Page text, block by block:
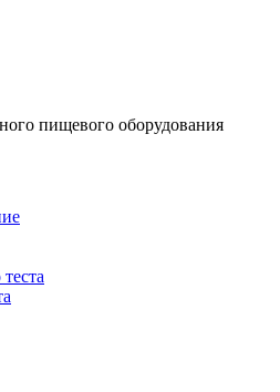
пищевого оборудования